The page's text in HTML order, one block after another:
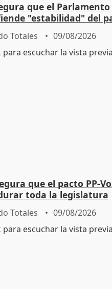
que el
"estabilidad" del
Totales 09/08/2026
que el pacto PP-
toda la legislatura
Totales 09/08/2026